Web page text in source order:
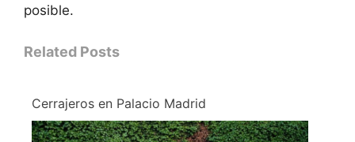
posible.
Related Posts
Cerrajeros en Palacio Madrid